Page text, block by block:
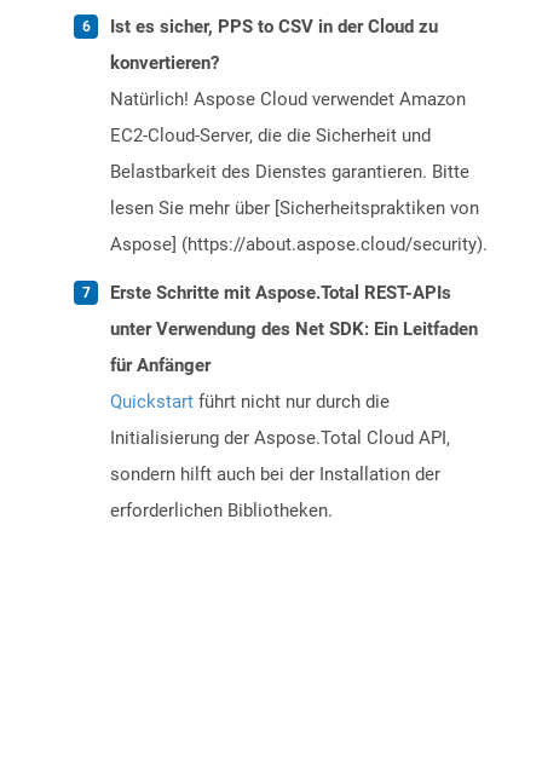
Ist es sicher, PPS to CSV in der Cloud zu
konvertieren?
Natürlich! Aspose Cloud verwendet Amazon
EC2-Cloud-Server, die die Sicherheit und
Belastbarkeit des Dienstes garantieren. Bitte
lesen Sie mehr über [Sicherheitspraktiken von
Aspose] (https://about.aspose.cloud/security).
Erste Schritte mit Aspose.Total REST-APIs
unter Verwendung des Net SDK: Ein Leitfaden
für Anfänger
Quickstart führt nicht nur durch die
Initialisierung der Aspose.Total Cloud API,
sondern hilft auch bei der Installation der
erforderlichen Bibliotheken.